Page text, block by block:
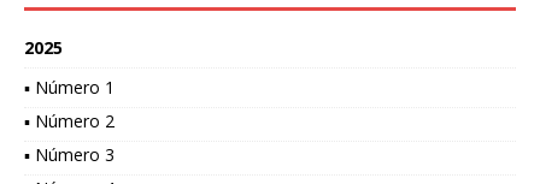
2025
▪ Número 1
▪ Número 2
▪ Número 3